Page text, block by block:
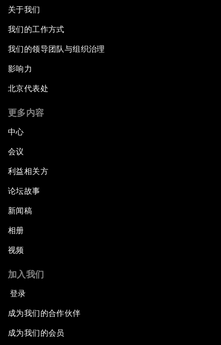
关于我们
我们的工作方式
我们的领导团队与组织治理
影响力
北京代表处
更多内容
中心
会议
利益相关方
论坛故事
新闻稿
相册
视频
加入我们
登录
成为我们的合作伙伴
成为我们的会员